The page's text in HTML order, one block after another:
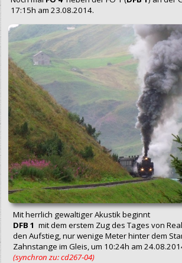
17:15h am 23.08.2014.
Mit herrlich gewaltiger Akustik beginnt
DFB 1 mit dem erstem Zug des Tages von
den Aufstieg, nur wenige Meter hinter dem
Zahnstange im Gleis, um 10:24h am
(synchron zu: cd267‑04)